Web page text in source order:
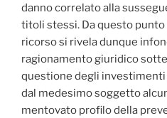
danno correlato alla
titoli stessi. Da questo
ricorso si rivela dunque
ragionamento giuridico
questione degli
dal medesimo soggetto
mentovato profilo della